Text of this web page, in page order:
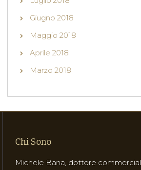
Giugno 2018
Maggio 2018
Aprile 2018
Marzo 2018
Chi Sono
Michele Bana, dottore